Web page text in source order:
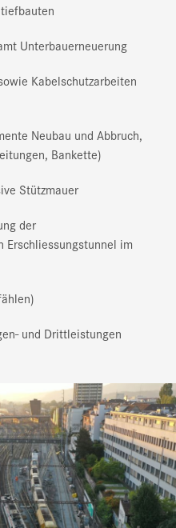
Unterbauerneuerung
Kabelschutzarbeiten
Neubau und Abbruch,
Bankette)
Stützmauer
der
Erschliessungstunnel im
und Drittleistungen